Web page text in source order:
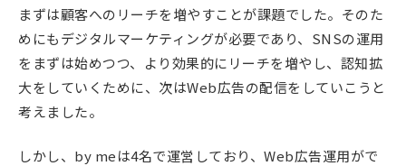
まずは顧客へのリーチを増やすことが課題でした。そのた
めにもデジタルマーケティングが必要であり、SNSの運用
をまずは始めつつ、より効果的にリーチを増やし、認知拡
大をしていくために、次はWeb広告の配信をしていこうと
考えました。
しかし、by meは4名で運営しており、Web広告運用がで